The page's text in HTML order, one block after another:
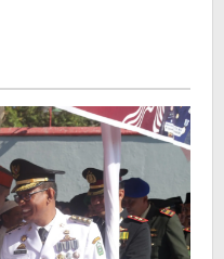
423
Narapidana
Takalar
Terima
Remisi